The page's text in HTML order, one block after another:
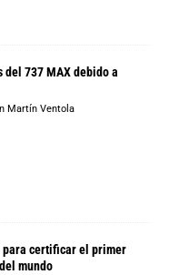
del 737 MAX debido a
Martín Ventola
para certificar el primer
mundo